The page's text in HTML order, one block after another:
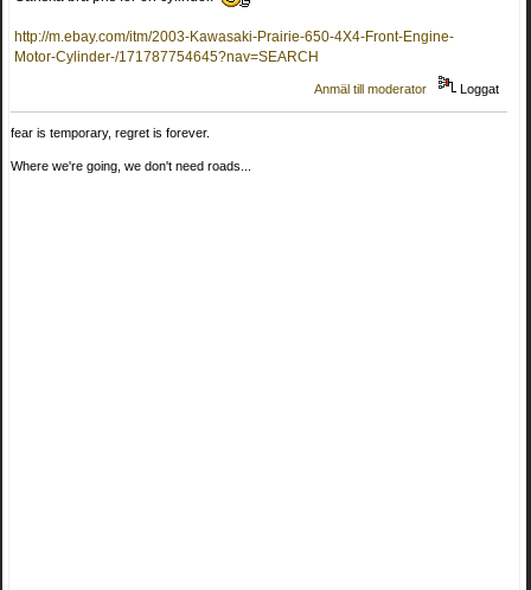
http://m.ebay.com/itm/2003-Kawasaki-Prairie-650-4X4-Front-Engine-
Motor-Cylinder-/171787754645?nav=SEARCH
Anmäl till moderator Loggat
fear is temporary, regret is forever.
Where we're going, we don't need roads...